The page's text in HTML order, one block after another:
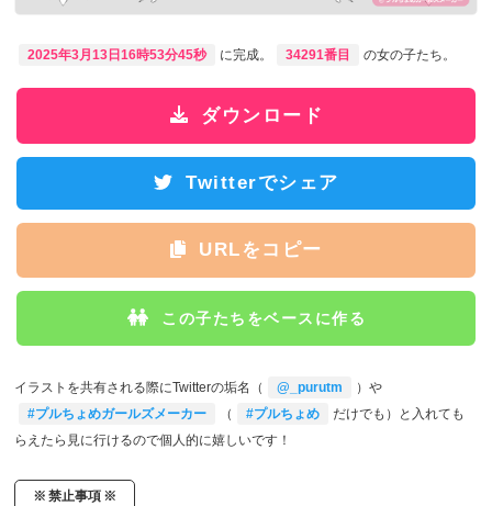
2025年3月13日16時53分45秒 に完成。 34291番目 の女の子たち。
ダウンロード
Twitterでシェア
URLをコピー
この子たちをベースに作る
イラストを共有される際にTwitterの垢名（ @_purutm
）や
#プルちょめガールズメーカー
（ #プルちょめ
だけでも）と入れても
らえたら見に行けるので個人的に嬉しいです！
禁止事項